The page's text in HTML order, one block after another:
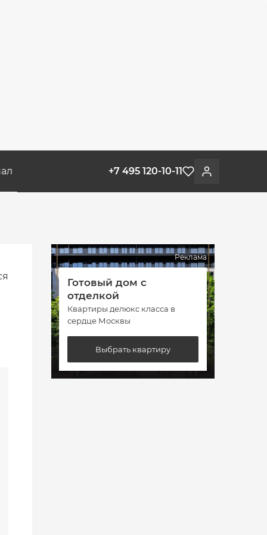
Войти
Избранное
+7 495 120-10-11
Реклама
Готовый дом с
отделкой
Квартиры делюкс класса в
сердце Москвы
Выбрать квартиру